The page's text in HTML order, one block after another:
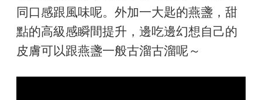
同口感跟風味呢。外加一大匙的燕盞，甜
點的高級感瞬間提升，邊吃邊幻想自己的
皮膚可以跟燕盞一般古溜古溜呢～